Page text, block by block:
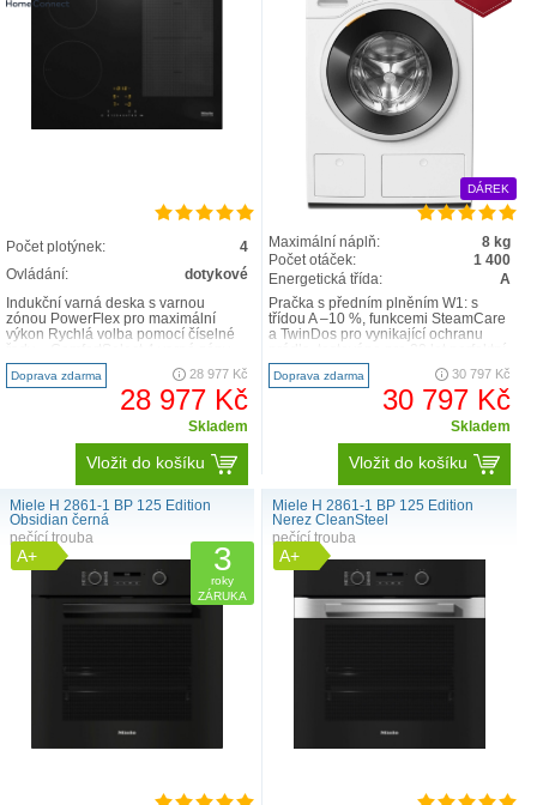
Počet plotýnek:
4
Ovládání:
dotykové
Indukční varná deska s varnou
zónou PowerFlex pro maximální
výkon Rychlá volba pomocí číselné
včetně 1 výkonné v..
Doprava zdarma 28 977 Kč
28 977 Kč
Skladem
Vložit do košíku
DÁREK
Maximální náplň:
8 kg
Počet otáček:
1 400
Energetická třída:
A
Pračka s předním plněním W1: s
třídou A –10 %, funkcemi SteamCare
a TwinDos pro vynikající ochranu
prádla. testováno pro 20 let perfektní
péče o pr..
Doprava zdarma 30 797 Kč
30 797 Kč
Skladem
Vložit do košíku
Miele H 2861-1 BP 125 Edition
Obsidian černá
pečící trouba
A+ 3
roky
ZÁRUKA
Miele H 2861-1 BP 125 Edition
Nerez CleanSteel
pečící trouba
A+